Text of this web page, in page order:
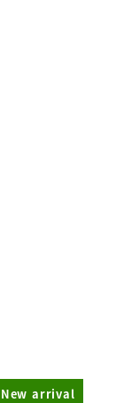
New arrival